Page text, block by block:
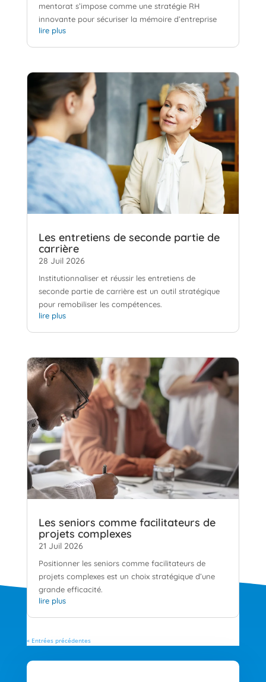
mentorat s’impose comme une stratégie RH
innovante pour sécuriser la mémoire d’entreprise
lire plus
Les entretiens de seconde partie de
carrière
28 Juil 2026
Institutionnaliser et réussir les entretiens de
seconde partie de carrière est un outil stratégique
pour remobiliser les compétences.
lire plus
Les seniors comme facilitateurs de
projets complexes
21 Juil 2026
Positionner les seniors comme facilitateurs de
projets complexes est un choix stratégique d’une
grande efficacité.
lire plus
« Entrées précédentes